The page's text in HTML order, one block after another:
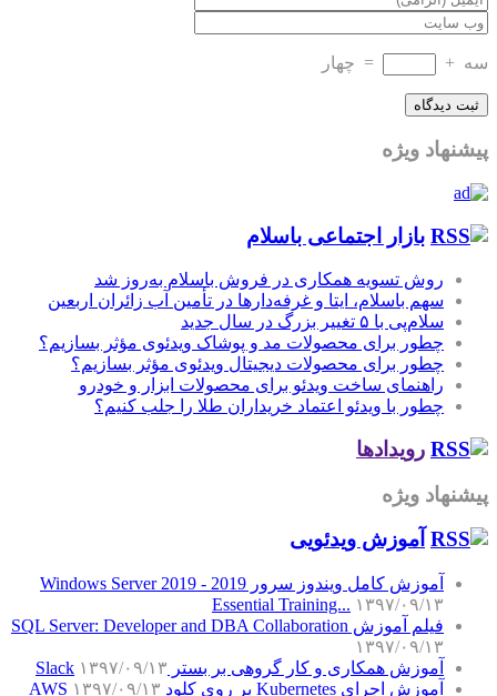
سه +
= چهار
پیشنهاد ویژه
بازار اجتماعی باسلام
روش تسویه همکاری در فروش باسلام به‌روز شد
سهم باسلام، ایتا و غرفه‌دارها در تأمین آب زائران اربعین
سلام‌پی با ۵ تغییر بزرگ در سال جدید
چطور برای محصولات مد و پوشاک ویدئوی مؤثر بسازیم؟
چطور برای محصولات دیجیتال ویدئوی مؤثر بسازیم؟
راهنمای ساخت ویدئو برای محصولات ابزار و خودرو
چطور با ویدئو اعتماد خریداران طلا را جلب کنیم؟
رویدادها
پیشنهاد ویژه
آموزش‌ ویدئویی
آموزش کامل ویندوز سرور 2019 - Windows Server 2019
Essential Training... ۱۳۹۷/۰۹/۱۳
فیلم آموزش SQL Server: Developer and DBA Collaboration
۱۳۹۷/۰۹/۱۳
آموزش همکاری و کار گروهی بر بستر Slack ۱۳۹۷/۰۹/۱۳
آموزش اجرای Kubernetes بر روی کلود AWS
۱۳۹۷/۰۹/۱۳